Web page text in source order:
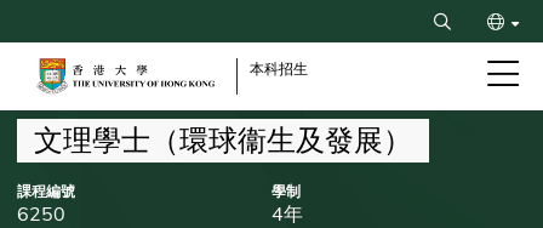
to
content
Search
简
本科招生
Breadcrumb
文理學士（環球衞生及發展）
課程編號
6250
學制
4年